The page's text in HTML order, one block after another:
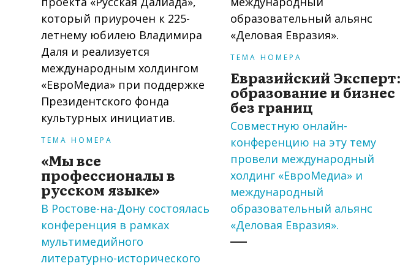
ТЕМА НОМЕРА
«Мы все
профессионалы в
русском языке»
В Ростове-на-Дону состоялась
конференция в рамках
мультимедийного
литературно-исторического
ТЕМА НОМЕРА
Евразийский Эксперт:
образование и бизнес
без границ
Совместную онлайн-
конференцию на эту тему
провели международный
холдинг «ЕвроМедиа» и
международный
образовательный альянс
«Деловая Евразия».